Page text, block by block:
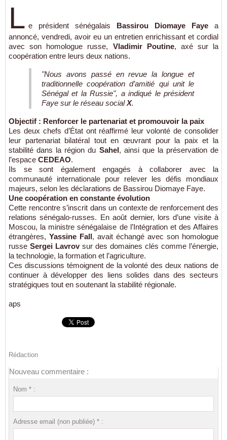
L e président sénégalais Bassirou Diomaye Faye a
annoncé, vendredi, avoir eu un entretien enrichissant et cordial
avec son homologue russe, Vladimir Poutine, axé sur la
coopération entre leurs deux nations.
"Nous avons passé en revue la longue et
traditionnelle coopération d’amitié qui unit le
Sénégal et la Russie", a indiqué le président
Faye sur le réseau socialX.
Objectif : Renforcer le partenariat et promouvoir la paix
Les deux chefs d’État ont réaffirmé leur volonté de consolider
leur partenariat bilatéral tout en œuvrant pour la paix et la
stabilité dans la région du Sahel, ainsi que la préservation de
l’espace CEDEAO.
Ils se sont également engagés à collaborer avec la
communauté internationale pour relever les défis mondiaux
majeurs, selon les déclarations de Bassirou Diomaye Faye.
Une coopération en constante évolution
Cette rencontre s’inscrit dans un contexte de renforcement des
relations sénégalo-russes. En août dernier, lors d’une visite à
Moscou, la ministre sénégalaise de l’Intégration et des Affaires
étrangères, Yassine Fall, avait échangé avec son homologue
russe Sergei Lavrovsur des domaines clés comme l’énergie,
la technologie, la formation et l’agriculture.
Ces discussions témoignent de la volonté des deux nations de
continuer à développer des liens solides dans des secteurs
stratégiques tout en soutenant la stabilité régionale.
aps
Rédaction
Nouveau commentaire :
Nom * :
Adresse email (non publiée) * :